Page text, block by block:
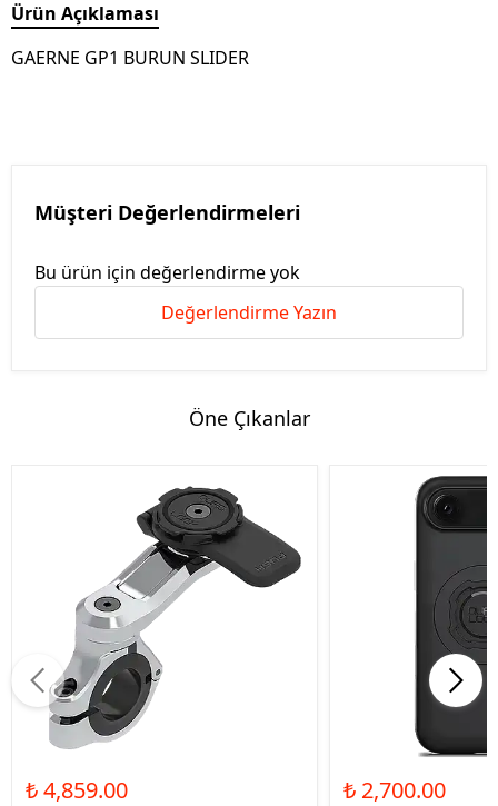
Ürün Açıklaması
GAERNE GP1 BURUN SLIDER
Müşteri Değerlendirmeleri
Bu ürün için değerlendirme yok
Değerlendirme Yazın
Öne Çıkanlar
₺ 4,859.00 ₺ 2,700.00